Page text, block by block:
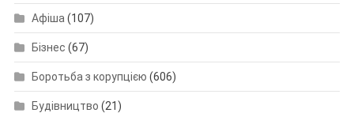
Афіша (107)
Бізнес (67)
Боротьба з корупцією (606)
Будівництво (21)